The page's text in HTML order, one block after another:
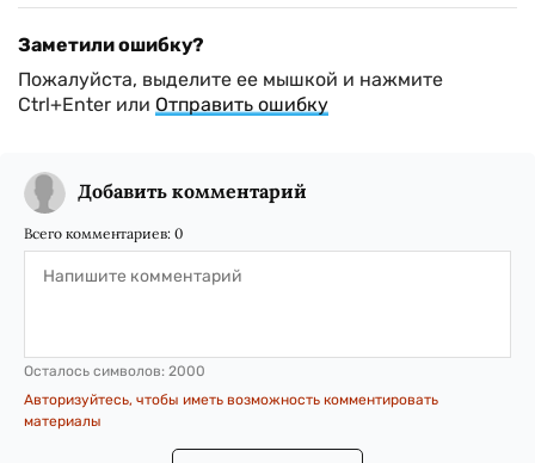
Заметили ошибку?
Пожалуйста, выделите ее мышкой и нажмите
Ctrl+Enter или Отправить ошибку
Добавить комментарий
Всего комментариев: 0
Осталось символов: 2000
Авторизуйтесь, чтобы иметь возможность комментировать
материалы